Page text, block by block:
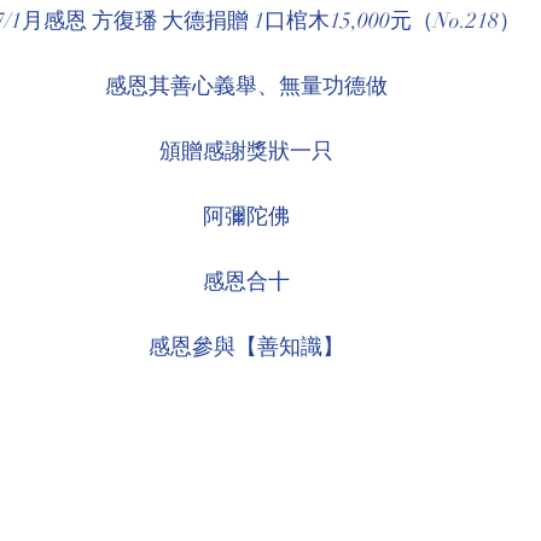
環境介紹 壇院規則/玄人公告 各尊神佛介紹
1月感恩 方復璠 大德捐贈 1口棺木15,000元（No.218）
感恩其善心義舉、無量功德做
頒贈感謝獎狀一只
阿彌陀佛
感恩合十
感恩參與【善知識】